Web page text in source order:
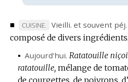
■
MARQUE
DE
CUISINE. Vieilli. et souvent péj.
composé de divers ingrédients.
▪ Aujourd'hui. Ratatouille
ratatouille, mélange de
de courgettes, de poivrons,